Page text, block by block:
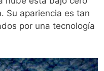
Su apariencia es tan
por una tecnología